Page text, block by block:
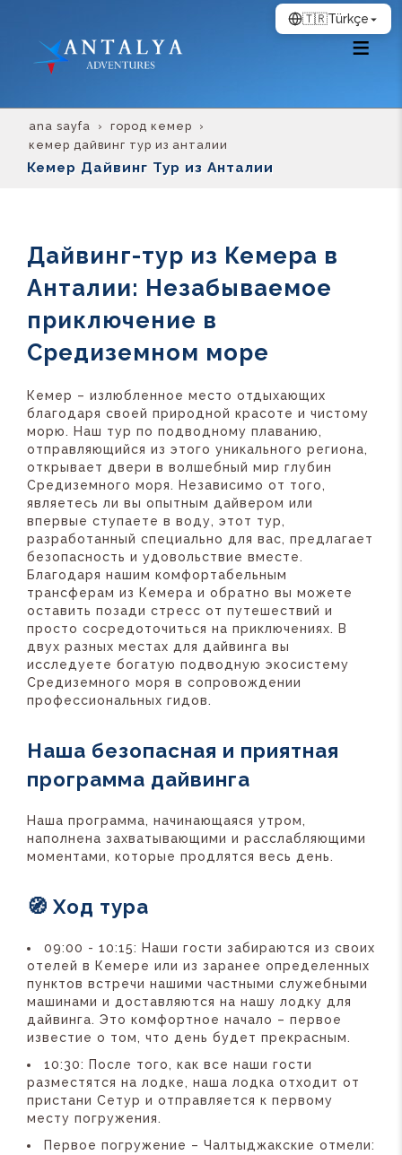
ana sayfa
город кемер
кемер дайвинг тур из анталии
Кемер Дайвинг Тур из Анталии
Дайвинг-тур из Кемера в
Анталии: Незабываемое
приключение в
Средиземном море
Кемер – излюбленное место отдыхающих
благодаря своей природной красоте и чистому
морю. Наш тур по подводному плаванию,
отправляющийся из этого уникального региона,
открывает двери в волшебный мир глубин
Средиземного моря. Независимо от того,
являетесь ли вы опытным дайвером или
впервые ступаете в воду, этот тур,
разработанный специально для вас, предлагает
безопасность и удовольствие вместе.
Благодаря нашим комфортабельным
трансферам из Кемера и обратно вы можете
оставить позади стресс от путешествий и
просто сосредоточиться на приключениях. В
двух разных местах для дайвинга вы
исследуете богатую подводную экосистему
Средиземного моря в сопровождении
профессиональных гидов.
Наша безопасная и приятная
программа дайвинга
Наша программа, начинающаяся утром,
наполнена захватывающими и расслабляющими
моментами, которые продлятся весь день.
🧭 Ход тура
09:00 - 10:15: Наши гости забираются из своих
отелей в Кемере или из заранее определенных
пунктов встречи нашими частными служебными
машинами и доставляются на нашу лодку для
дайвинга. Это комфортное начало – первое
известие о том, что день будет прекрасным.
10:30: После того, как все наши гости
разместятся на лодке, наша лодка отходит от
пристани Сетур и отправляется к первому
месту погружения.
Первое погружение – Чалтыджакские отмели:
🇹🇷Türkçe